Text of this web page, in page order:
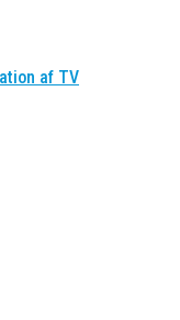
af TV